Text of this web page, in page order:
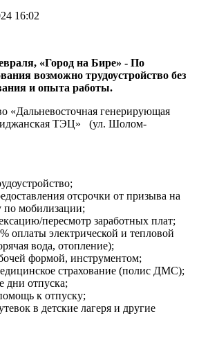
16:02
«Город на Бире» - По
возможно трудоустройство без
и опыта работы.
«Дальневосточная генерирующая
ТЭЦ» (ул. Шолом-
отсрочки от призыва на
мобилизации;
пересмотр заработных плат;
оплаты электрической и тепловой
вода, отопление);
формой, инструментом;
страхование (полис ДМС);
дни отпуска;
к отпуску;
в детские лагеря и другие